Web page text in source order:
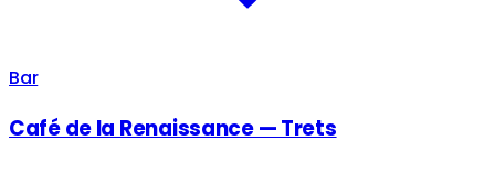
Bar
Café de la Renaissance — Trets